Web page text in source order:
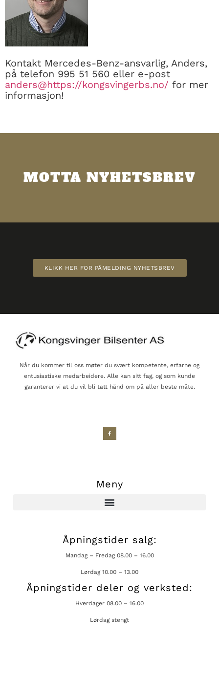
Kontakt Mercedes-Benz-ansvarlig, Anders,
på telefon 995 51 560 eller e-post
anders@https://kongsvingerbs.no/ for mer
informasjon!
MOTTA NYHETSBREV
KLIKK HER FOR PÅMELDING NYHETSBREV
Når du kommer til oss møter du svært kompetente, erfarne og
entusiastiske medarbeidere. Alle kan sitt fag, og som kunde
garanterer vi at du vil bli tatt hånd om på aller beste måte.
Meny
Åpningstider salg:
Mandag – Fredag 08.00 – 16.00
Lørdag 10.00 – 13.00
Åpningstider deler og verksted:
Hverdager 08.00 – 16.00
Lørdag stengt